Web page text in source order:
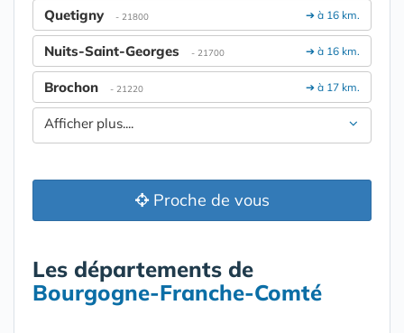
➔ à 16 km.
Quetigny - 21800
➔ à 16 km.
Nuits-Saint-Georges - 21700
➔ à 17 km.
Brochon - 21220
Afficher plus....
Proche de vous
Les départements de
Bourgogne-Franche-Comté